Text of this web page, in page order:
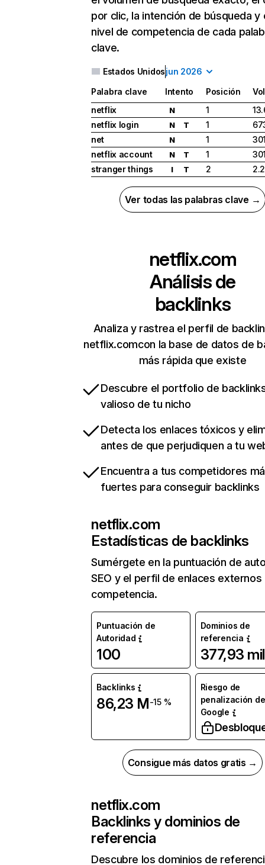
por clic, la intención de búsqueda y
nivel de competencia de cada
clave.
Estados Unidosjun 2026
Palabra clave Intento Posición
netflix
N 1
netflix login
N T 1
net
N 1
netflix account
N T 1
stranger things
I T 2
Ver todas las palabras clave →
netflix.com
Análisis de
backlinks
Analiza y rastrea el perfil de
netflix.comcon la base de datos de
más rápida que existe
Descubre el portfolio de
valioso de tu nicho
Detecta los enlaces tóxicos y
antes de que perjudiquen a tu
Encuentra a tus competidores
fuertes para conseguir backlinks
netflix.com
Estadísticas de backlinks
Sumérgete en la puntuación de
SEO y el perfil de enlaces externos
competencia.
Puntuación de
Autoridad
100
Dominios de
referencia
377,93 mil
Backlinks
86,23 M-15 %
Riesgo de
penalización de
Google
Consigue más datos gratis →
netflix.com
Backlinks y dominios de
referencia
Descubre los dominios de